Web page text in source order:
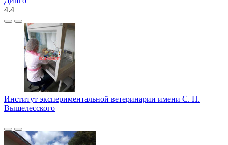
4.4
Институт экспериментальной ветеринарии имени С. Н.
Вышелесского